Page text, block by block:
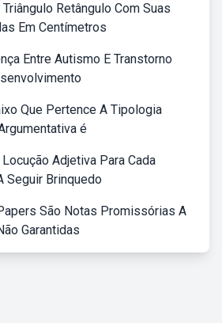
Retângulo Com Suas
Em Centímetros
Entre Autismo E Transtorno
Que Pertence A Tipologia
é
Adjetiva Para Cada
Seguir Brinquedo
São Notas Promissórias A
Garantidas